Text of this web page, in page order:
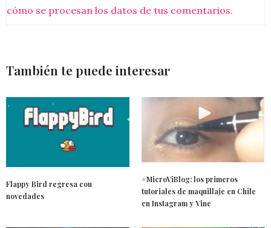
cómo se procesan los datos de tus comentarios.
También te puede interesar
Flappy Bird regresa con
novedades
#MicroViBlog: los primeros
tutoriales de maquillaje en Chile
en Instagram y Vine